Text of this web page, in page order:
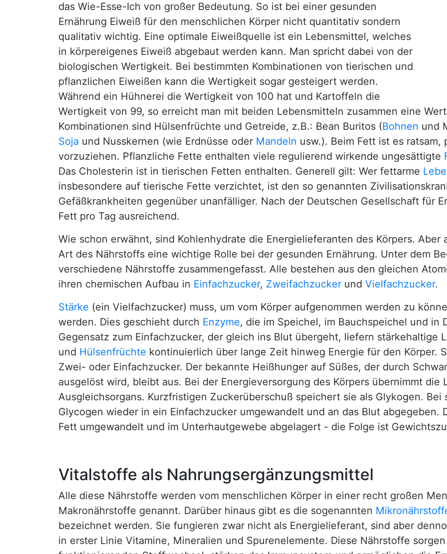
das Wie-Esse-Ich von großer Bedeutung. So ist bei einer gesunden
Ernährung Eiweiß für den menschlichen Körper nicht quantitativ sondern
qualitativ wichtig. Eine optimale Eiweißquelle ist ein Lebensmittel, welches
in körpereigenes Eiweiß abgebaut werden kann. Man spricht dabei von der
biologischen Wertigkeit. Bei bestimmten Kombinationen von tierischen und
pflanzlichen Eiweißen kann die Wertigkeit sogar gesteigert werden.
Während ein Hühnerei die Wertigkeit von 100 hat und Kartoffeln die
Wertigkeit von 99, so erreicht man mit beiden Lebensmitteln zusammen eine
Kombinationen sind Hülsenfrüchte und Getreide, z.B.: Bean Buritos (Bohnen und
Soja und Nusskernen (wie Erdnüsse oder Mandeln usw.). Beim Fett ist es
vorzuziehen. Pflanzliche Fette enthalten viele regulierend wirkende ungesättigte
Das Cholesterin ist in tierischen Fetten enthalten. Generell gilt: Wer fettarme
insbesondere auf tierische Fette verzichtet, ist den so genannten
Gefäßkrankheiten gegenüber unanfälliger. Nach der Deutschen Gesellschaft für
Fett pro Tag ausreichend.
Wie schon erwähnt, sind Kohlenhydrate die Energielieferanten des Körpers. Aber
Art des Nährstoffs eine wichtige Rolle bei der gesunden Ernährung. Unter dem
verschiedene Nährstoffe zusammengefasst. Alle bestehen aus den gleichen
ihren chemischen Aufbau in Einfachzucker, Zweifachzucker und Vielfachzucker.
Stärke (ein Vielfachzucker) muss, um vom Körper aufgenommen werden zu
werden. Dies geschieht durch Enzyme, die im Speichel, im Bauchspeichel und in
Gegensatz zum Einfachzucker, der gleich ins Blut übergeht, liefern stärkehaltige
und Hülsenfrüchte kontinuierlich über lange Zeit hinweg Energie für den Körper.
Zwei- oder Einfachzucker. Der bekannte Heißhunger auf Süßes, der durch
ausgelöst wird, bleibt aus. Bei der Energieversorgung des Körpers übernimmt die
Ausgleichsorgans. Kurzfristigen Zuckerüberschuß speichert sie als Glykogen.
Glycogen wieder in ein Einfachzucker umgewandelt und an das Blut abgegeben.
Fett umgewandelt und im Unterhautgewebe abgelagert - die Folge ist
Vitalstoffe als Nahrungsergänzungsmittel
Alle diese Nährstoffe werden vom menschlichen Körper in einer recht großen
Makronährstoffe genannt. Darüber hinaus gibt es die sogenannten
bezeichnet werden. Sie fungieren zwar nicht als Energielieferant, sind aber
in erster Linie Vitamine, Mineralien und Spurenelemente. Diese Nährstoffe